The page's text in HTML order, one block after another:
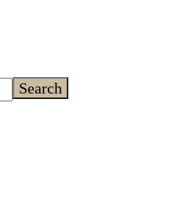
Search